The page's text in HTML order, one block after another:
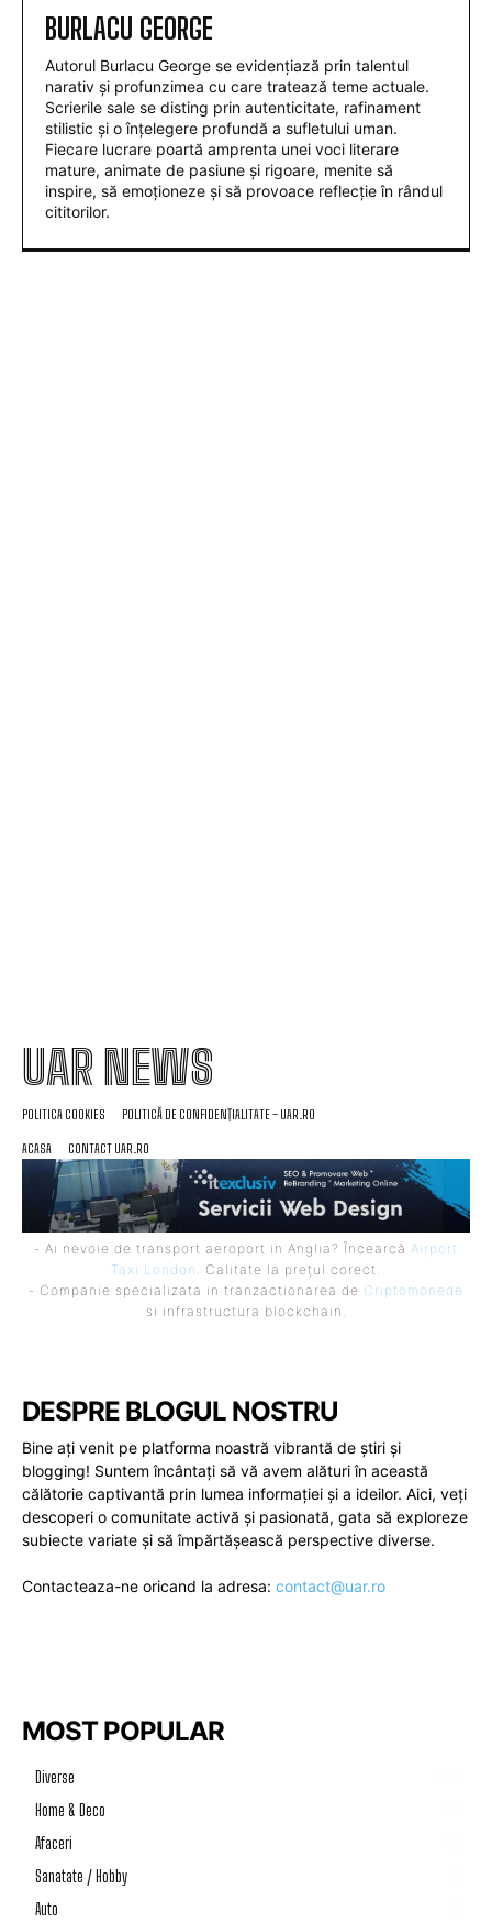
BURLACU GEORGE
Autorul Burlacu George se evidențiază prin talentul
narativ și profunzimea cu care tratează teme actuale.
Scrierile sale se disting prin autenticitate, rafinament
stilistic și o înțelegere profundă a sufletului uman.
Fiecare lucrare poartă amprenta unei voci literare
mature, animate de pasiune și rigoare, menite să
inspire, să emoționeze și să provoace reflecție în rândul
cititorilor.
UAR NEWS
POLITICA COOKIES POLITICĂ DE CONFIDENȚIALITATE – UAR.RO
ACASA CONTACT UAR.RO
- Ai nevoie de transport aeroport in Anglia? Încearcă Airport
Taxi London . Calitate la prețul corect.
- Companie specializata in tranzactionarea de Criptomonede
si infrastructura blockchain.
DESPRE BLOGUL NOSTRU
Bine ați venit pe platforma noastră vibrantă de știri și
blogging! Suntem încântați să vă avem alături în această
călătorie captivantă prin lumea informației și a ideilor. Aici, veți
descoperi o comunitate activă și pasionată, gata să exploreze
subiecte variate și să împărtășească perspective diverse.
Contacteaza-ne oricand la adresa: contact@uar.ro
MOST POPULAR
Diverse
Home & Deco
Afaceri
Sanatate / Hobby
Auto